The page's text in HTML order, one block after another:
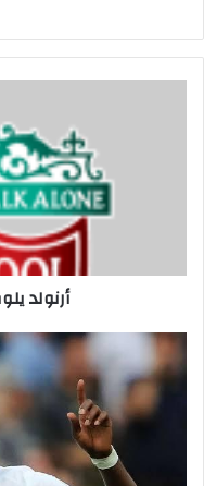
أرنولد